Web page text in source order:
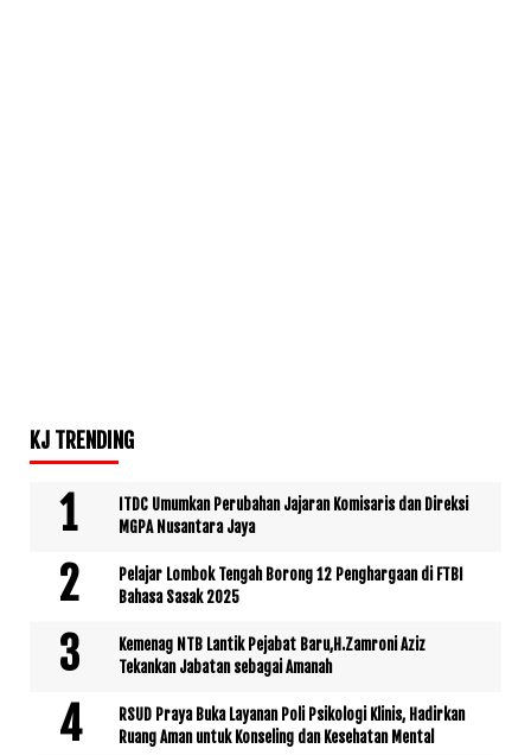
KJ TRENDING
ITDC Umumkan Perubahan Jajaran Komisaris dan Direksi
MGPA Nusantara Jaya
Pelajar Lombok Tengah Borong 12 Penghargaan di FTBI
Bahasa Sasak 2025
Kemenag NTB Lantik Pejabat Baru,H.Zamroni Aziz
Tekankan Jabatan sebagai Amanah
RSUD Praya Buka Layanan Poli Psikologi Klinis, Hadirkan
Ruang Aman untuk Konseling dan Kesehatan Mental